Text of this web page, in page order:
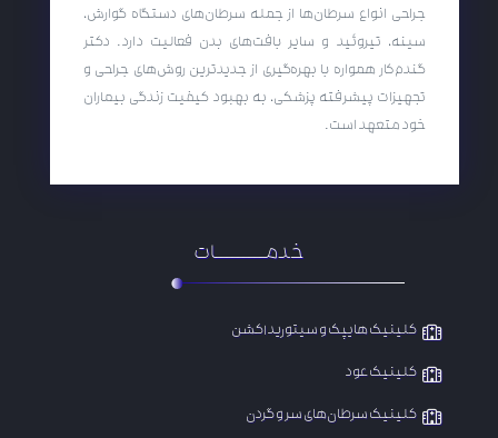
جراحی انواع سرطان‌ها از جمله سرطان‌های دستگاه گوارش،
سینه، تیروئید و سایر بافت‌های بدن فعالیت دارد. دکتر
گندم‌کار همواره با بهره‌گیری از جدیدترین روش‌های جراحی و
تجهیزات پیشرفته پزشکی، به بهبود کیفیت زندگی بیماران
خود متعهد است.
خدمـــــــــات
کلینیک هایپک و سیتوریداکشن
کلینیک عود
​کلینیک سرطان‌های سر و گردن